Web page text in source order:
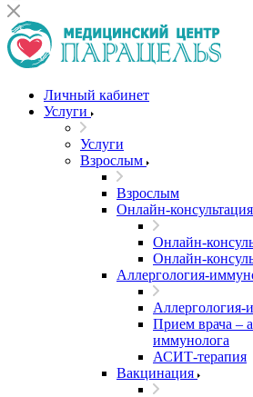
Личный кабинет
Услуги
Услуги
Взрослым
Взрослым
Онлайн-консультация
Онлайн-
Онлайн-
Аллергология-
Аллергология-
Прием врача –
иммунолога
АСИТ-терапия
Вакцинация